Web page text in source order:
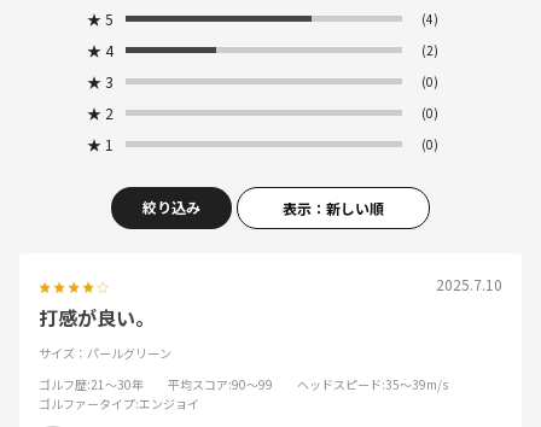
★ 5 (4)
★ 4 (2)
★ 3 (0)
★ 2 (0)
★ 1 (0)
絞り込み 表示：新しい順
2025.7.10
打感が良い。
サイズ：パールグリーン
ゴルフ歴:21～30年 平均スコア:90～99 ヘッドスピード:35～39m/s
ゴルファータイプ:エンジョイ